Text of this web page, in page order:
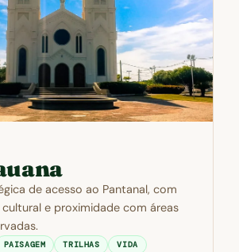
de acesso ao Pantanal, com
e proximidade com áreas
PAISAGEM TRILHAS
VIDA